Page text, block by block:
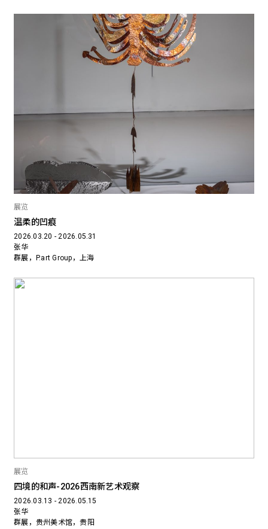
展览
温柔的凹痕
2026.03.20 - 2026.05.31
张华
群展，P.art Group，上海
展览
四境的和声-2026西南新艺术观察
2026.03.13 - 2026.05.15
张华
群展，贵州美术馆，贵阳